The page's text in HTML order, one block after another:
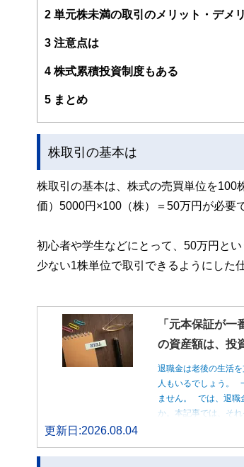
2 単元株未満の取引のメリット・デメ
3 注意点は
4 株式累積投資制度もある
5 まとめ
株取引の基本は
株取引の基本は、株式の売買単位を100
価）5000円×100（株）＝50万円が必要
初心者や学生などにとって、50万円と
少ない1株単位で取引できるようにした
「元本保証が
の資産額は、投
退職金は老後の生活
人もいるでしょう。
ません。 では、退職
か。本記事では、そ
更新日:2026.08.04